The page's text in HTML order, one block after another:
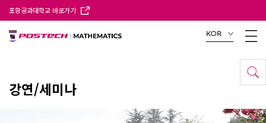
포항공과대학교 바로가기
KOR
강연/세미나